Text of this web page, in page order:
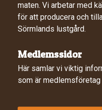
maten. Vi arbetar med
för att producera och
Sörmlands lustgård.
Medlemssidor
Här samlar vi viktig
som är